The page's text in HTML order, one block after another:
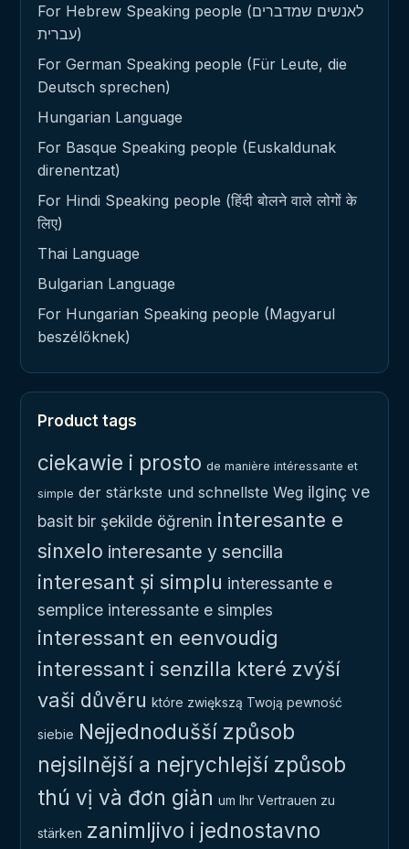
For Hebrew Speaking people (לאנשים שמדברים
עברית)
For German Speaking people (Für Leute, die
Deutsch sprechen)
Hungarian Language
For Basque Speaking people (Euskaldunak
direnentzat)
For Hindi Speaking people (हिंदी बोलने वाले लोगों के
लिए)
Thai Language
Bulgarian Language
For Hungarian Speaking people (Magyarul
beszélőknek)
Product tags
ciekawie i prosto de manière intéressante et
simple der stärkste und schnellste Weg ilginç ve
basit bir şekilde öğrenin interesante e
sinxelo interesante y sencilla
interesant și simplu interessante e
semplice interessante e simples
interessant en eenvoudig
interessant i senzilla které zvýší
vaši důvěru które zwiększą Twoją pewność
siebie Nejjednodušší způsob
nejsilnější a nejrychlejší způsob
thú vị và đơn giản um Ihr Vertrauen zu
stärken zanimljivo i jednostavno